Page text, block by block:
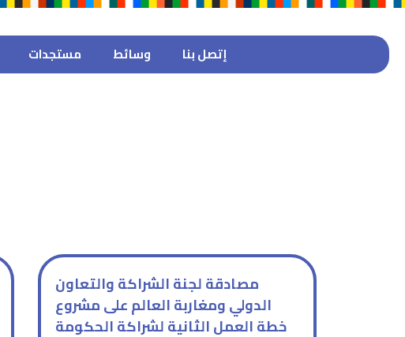
مستجدات وسائط إتصل بنا
مصادقة لجنة الشراكة والتعاون
الدولي ومغاربة العالم على مشروع
خطة العمل الثانية لشراكة الحكومة